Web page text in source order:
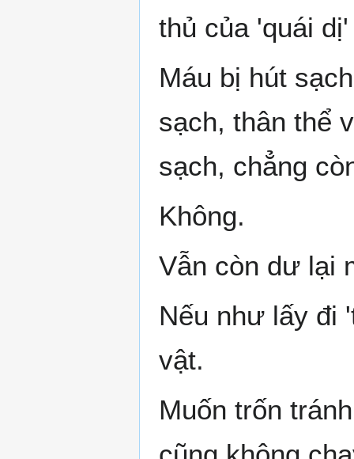
thủ của 'quái
Máu bị hút
sạch, thân thể
sạch, chẳng
Không.
Vẫn còn dư lại
Nếu như lấy đi
vật.
Muốn trốn